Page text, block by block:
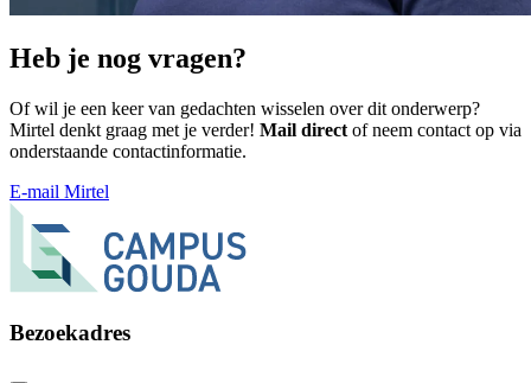
Heb je nog vragen?
Of wil je een keer van gedachten wisselen over dit onderwerp?
Mirtel denkt graag met je verder! Mail direct of neem contact op via
onderstaande contactinformatie.
E-mail Mirtel
Bezoekadres